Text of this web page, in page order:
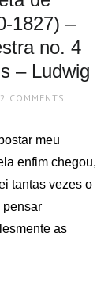
1827) –
no. 4
– Ludwig
2 COMMENTS
meu
enfim chegou,
tantas vezes o
pensar
as